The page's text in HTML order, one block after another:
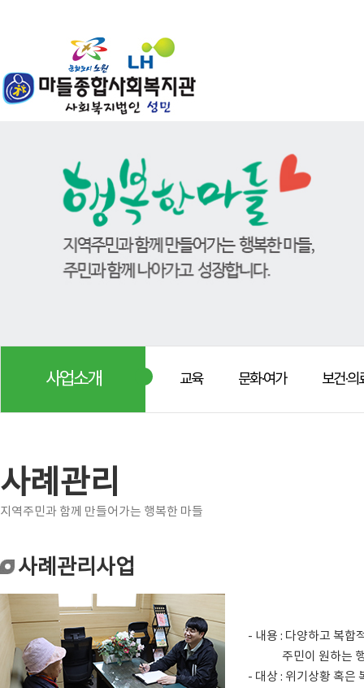
사업소개 교육 문화·여가 보건·의
사례관리
지역주민과 함께 만들어가는 행복한 마들
사례관리사업
- 내용 : 다양하고 복합
주민이 원하는 행복
- 대상 : 위기상황 혹은